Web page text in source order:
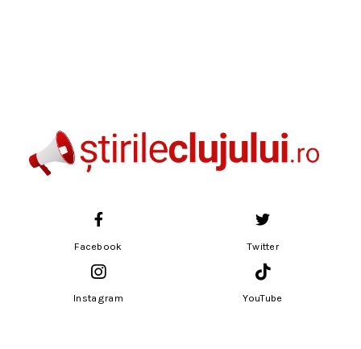
Facebook Twitter
Instagram YouTube